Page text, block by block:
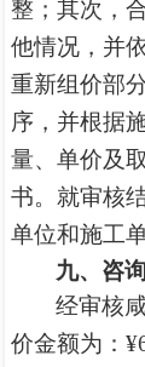
整；其次，
他情况，并
重新组价部
序， 并根据
量、单价及
书。就审核
单位和施工
九、 咨
经审核
价金额为：¥